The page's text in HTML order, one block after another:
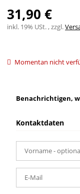
31,90 €
inkl. 19% USt. , zzgl.
Momentan nicht
Benachrichtigen,
Kontaktdaten
Vorname-
E-Mail